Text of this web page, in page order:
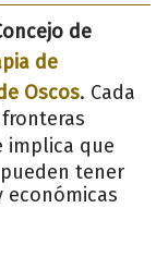
de
de
Oscos. Cada
implica que
tener
económicas